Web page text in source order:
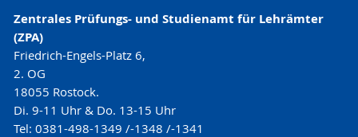
Veranstaltungsüberschneidungen oder um
Leistungsübersichten für Hochschulwechsel,
Stipendienbewerbung oder ähnliches.
Bitte meldet Euch auf Stud.IP zu der
Veranstaltung an. Die Veranstaltungsnummer
hierfür ist 191126.
Termin: 12.01.2027 (Dienstag) | 17:15 - 18:45
Uhr
Veranstaltungsort: online unter folgendem Link:
https://uni-rostock-de.zoom-
Zentrales Prüfungs- und Studienamt für Lehrämter
(ZPA)
Friedrich-Engels-Platz 6,
2. OG
18055 Rostock.
Di. 9-11 Uhr & Do. 13-15 Uhr
Tel: 0381-498-1349 /-1348 /-1341